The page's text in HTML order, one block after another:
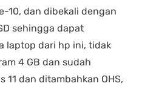
10, dan dibekali dengan
sehingga dapat
laptop dari hp ini, tidak
4 GB dan sudah
11 dan ditambahkan OHS,